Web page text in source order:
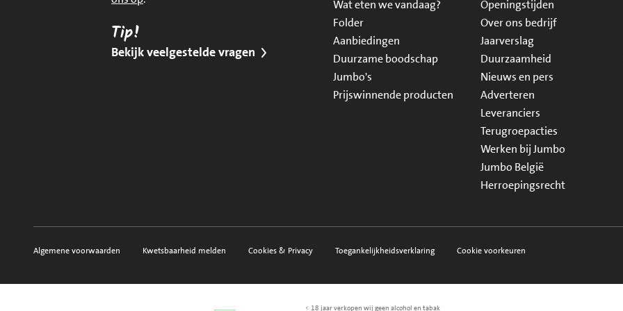
Tip!
Bekijk veelgestelde vragen
Wat eten we vandaag?
Folder
Aanbiedingen
Duurzame boodschap
Jumbo's
Prijswinnende producten
Openingstijden
Over ons bedrijf
Jaarverslag
Duurzaamheid
Nieuws en pers
Adverteren
Leveranciers
Terugroepacties
Werken bij Jumbo
Jumbo België
Herroepingsrecht
Voorwaarden, privacy en sitemap
Algemene voorwaarden Kwetsbaarheid melden Cookies & Privacy Toegankelijkheidsverklaring Cookie voorkeuren
< 18 jaar verkopen wij geen alcohol en tabak